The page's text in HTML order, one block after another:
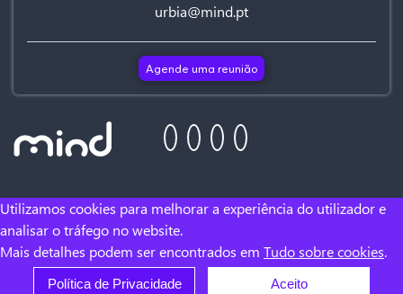
urbia@mind.pt
Agende uma reunião
Utilizamos cookies para melhorar a experiência do utilizador e
analisar o tráfego no website.
Mais detalhes podem ser encontrados em Tudo sobre cookies.
Política de Privacidade Aceito